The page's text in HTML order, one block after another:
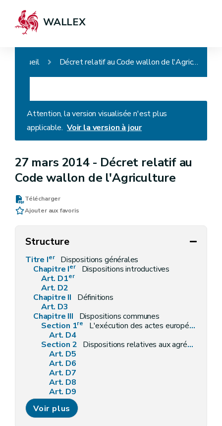
WALLEX
Accueil Décret relatif au Code wallon de l'Agriculture
Attention, la version visualisée n'est plus
applicable. Voir la version à jour
27 mars 2014 - Décret relatif au
Code wallon de l'Agriculture
Télécharger
Ajouter aux favoris
Structure
Titre Ier
Dispositions générales
Chapitre Ier
Dispositions introductives
Art. D1er
Art. D2
Chapitre II
Définitions
Art. D3
Chapitre III
Dispositions communes
Section 1re
L'exécution des actes européens
Art. D4
Section 2 Dispositions relatives aux agréments
Art. D5
Art. D6
Art. D7
Art. D8
Art. D9
Art. D10
Section 3
Art. D11
Voir plus